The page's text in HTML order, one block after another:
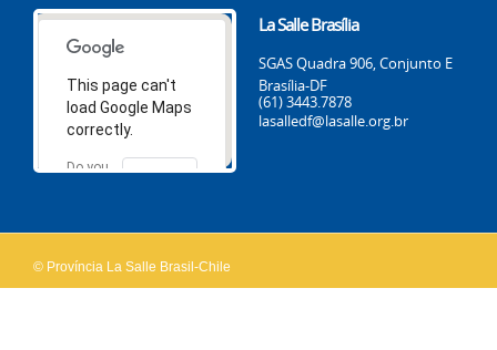
This page can't
load Google Maps
correctly.
Do you
OK
La Salle Brasília
SGAS Quadra 906, Conjunto E
Brasília-DF
(61) 3443.7878
lasalledf@lasalle.org.br
© Província La Salle Brasil-Chile